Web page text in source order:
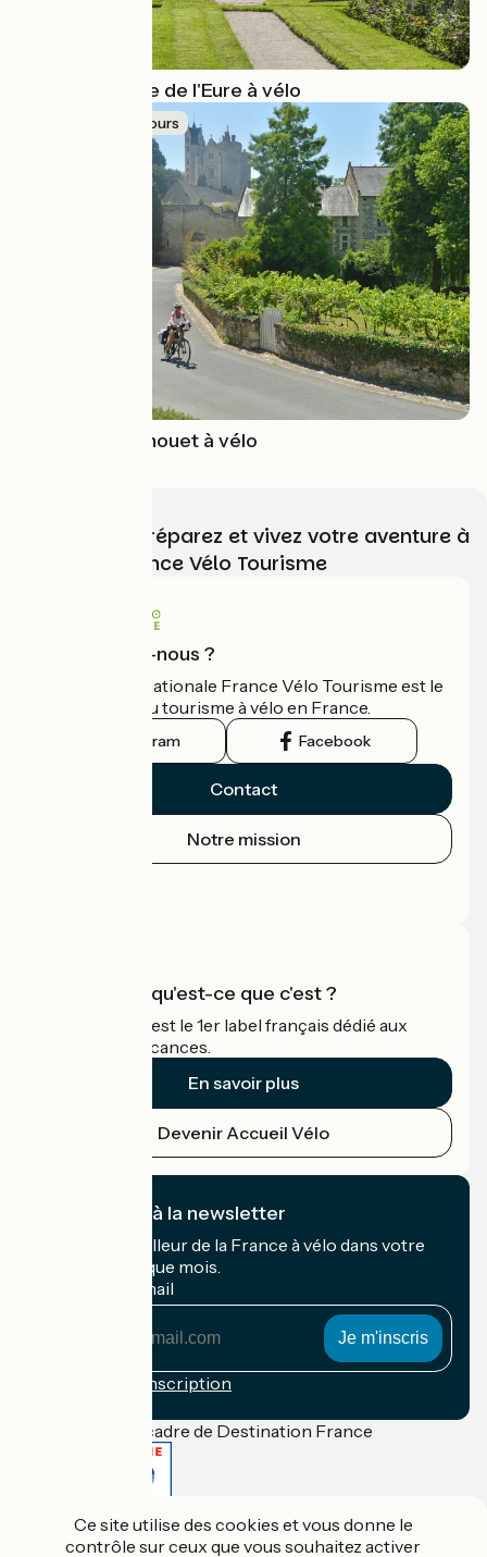
La vallée royale de l'Eure à vélo
Idée de parcours
La Vallée du Thouet à vélo
Choisissez, préparez et vivez votre aventure à
vélo avec France Vélo Tourisme
Qui sommes-nous ?
L'association nationale France Vélo Tourisme est le
guide officiel du tourisme à vélo en France.
Instagram Facebook
Contact
Notre mission
Accueil Vélo qu'est-ce que c'est ?
Accueil Vélo c'est le 1er label français dédié aux
cyclistes en vacances.
En savoir plus
Devenir Accueil Vélo
Je m'abonne à la newsletter
Recevez le meilleur de la France à vélo dans votre
boîte mail chaque mois.
Mon adresse mail
Conditions d'inscription
Financé dans le cadre de Destination France
Accueil Vélo Pro
Contact
Ce site utilise des cookies et vous donne le
contrôle sur ceux que vous souhaitez activer